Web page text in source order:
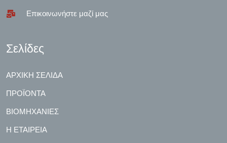
Επικοινωνήστε μαζί μας
Σελίδες
ΑΡΧΙΚΉ ΣΕΛΊΔΑ
ΠΡΟΪΌΝΤΑ
ΒΙΟΜΗΧΑΝΊΕΣ
Η ΕΤΑΙΡΕΊΑ